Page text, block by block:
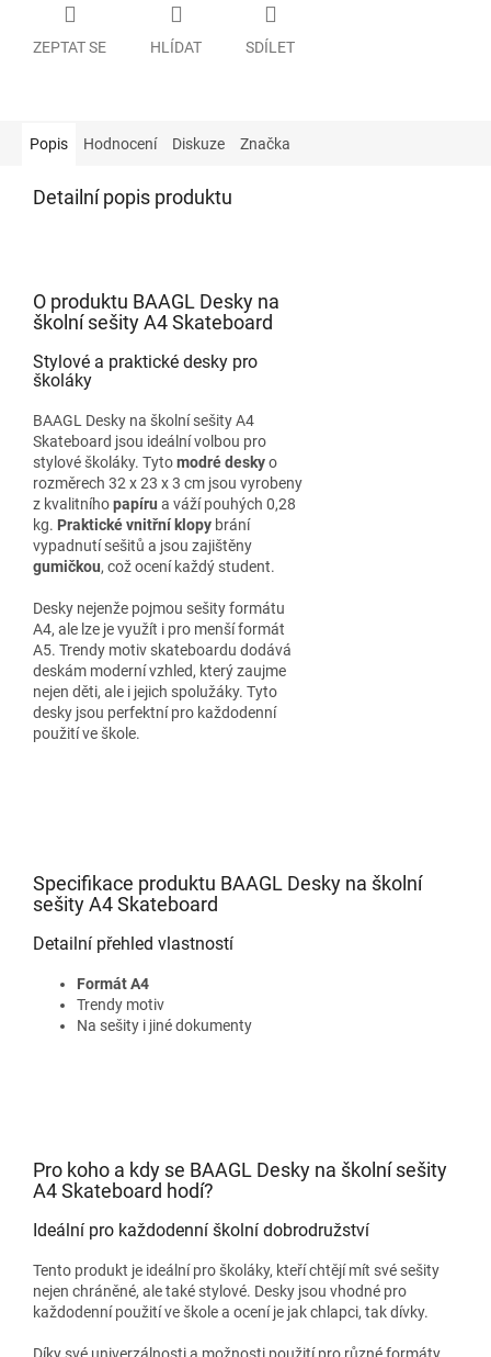
ZEPTAT SE HLÍDAT SDÍLET
Popis Hodnocení Diskuze Značka
Detailní popis produktu
O produktu BAAGL Desky na
školní sešity A4 Skateboard
Stylové a praktické desky pro
školáky
BAAGL Desky na školní sešity A4
Skateboard jsou ideální volbou pro
stylové školáky. Tytomodré deskyo
rozměrech 32 x 23 x 3 cm jsou vyrobeny
z kvalitníhopapíru a váží pouhých 0,28
kg. Praktické vnitřní klopy brání
vypadnutí sešitů a jsou zajištěny
gumičkou, což ocení každý student.
Desky nejenže pojmou sešity formátu
A4, ale lze je využít i pro menší formát
A5. Trendy motiv skateboardu dodává
deskám moderní vzhled, který zaujme
nejen děti, ale i jejich spolužáky. Tyto
desky jsou perfektní pro každodenní
použití ve škole.
Specifikace produktu BAAGL Desky na školní
sešity A4 Skateboard
Detailní přehled vlastností
Formát A4
Trendy motiv
Na sešity i jiné dokumenty
Pro koho a kdy se BAAGL Desky na školní sešity
A4 Skateboard hodí?
Ideální pro každodenní školní dobrodružství
Tento produkt je ideální pro školáky, kteří chtějí mít své sešity
nejen chráněné, ale také stylové. Desky jsou vhodné pro
každodenní použití ve škole a ocení je jak chlapci, tak dívky.